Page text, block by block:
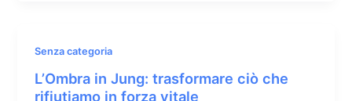
Senza categoria
L’Ombra in Jung: trasformare ciò che
rifiutiamo in forza vitale